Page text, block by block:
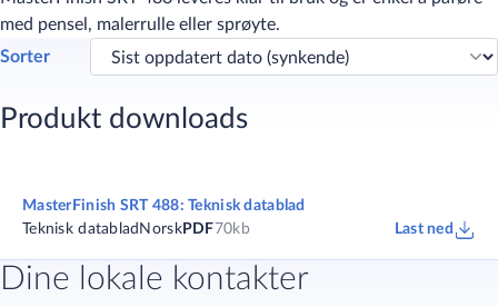
med pensel, malerrulle eller sprøyte.
Sorter
Produkt downloads
MasterFinish SRT 488: Teknisk datablad
Teknisk datablad NorskPDF 70kb Last ned
Dine lokale kontakter